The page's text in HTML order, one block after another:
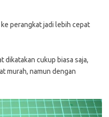
perangkat jadi lebih cepat
dikatakan cukup biasa saja,
murah, namun dengan